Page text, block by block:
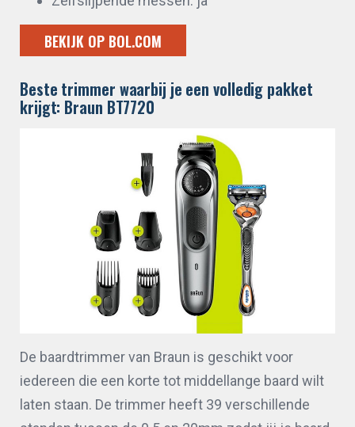
BEKIJK OP BOL.COM
Beste trimmer waarbij je een volledig pakket
krijgt: Braun BT7720
De baardtrimmer van Braun is geschikt voor
iedereen die een korte tot middellange baard wilt
laten staan. De trimmer heeft 39 verschillende